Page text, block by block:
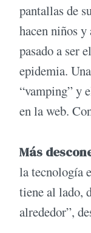
pantallas de
hacen niños
pasado a ser
epidemia.
“vamping” y
en la web.
Más
la tecnología
tiene al lado,
alrededor”,